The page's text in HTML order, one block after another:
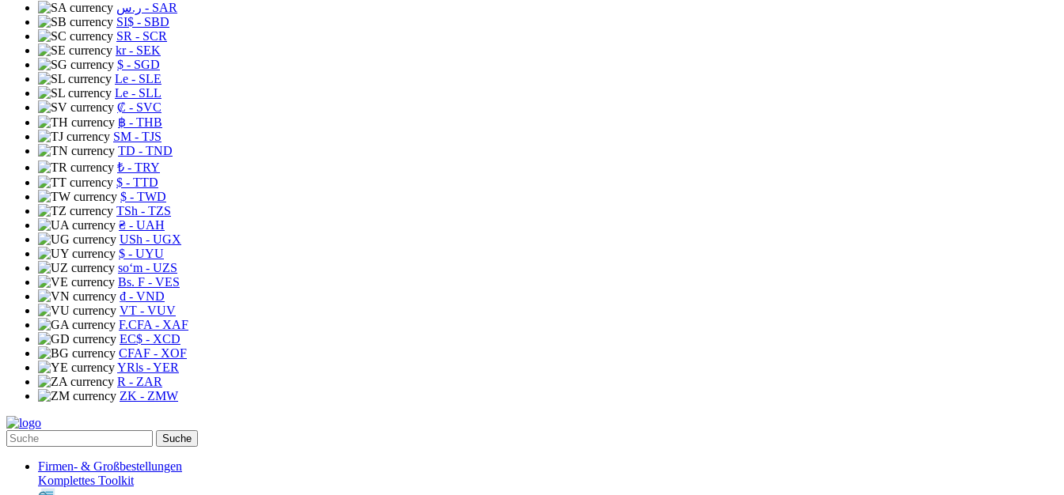
ر.س - SAR
SI$ - SBD
SR - SCR
kr- SEK
$ - SGD
Le - SLE
Le - SLL
₡ - SVC
฿ - THB
ЅМ - TJS
TD - TND
₺ - TRY
$ - TTD
$ - TWD
TSh - TZS
₴ - UAH
USh - UGX
$ - UYU
soʻm - UZS
Bs. F - VES
₫ - VND
VT - VUV
F.CFA - XAF
EC$ - XCD
CFAF - XOF
YRls - YER
R - ZAR
ZK - ZMW
Suche
Firmen- & Großbestellungen
Komplettes Toolkit